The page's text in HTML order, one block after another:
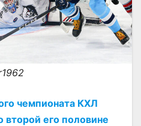
чемпионата КХЛ
второй его половине